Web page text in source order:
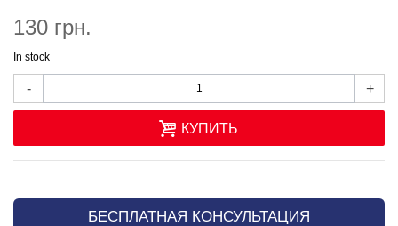
130 грн.
In stock
- +
КУПИТЬ
БЕСПЛАТНАЯ КОНСУЛЬТАЦИЯ